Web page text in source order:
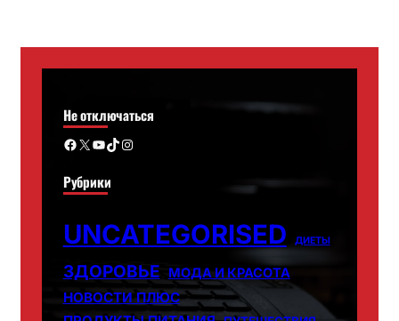
Не отключаться
Facebook X YouTube TikTok Instagram
Рубрики
UNCATEGORISED ДИЕТЫ
ЗДОРОВЬЕ МОДА И КРАСОТА
НОВОСТИ ПЛЮС